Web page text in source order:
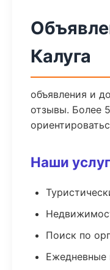
Калуга
объявления и
отзывы. Более
Наши
Поиск по
Ежедневные